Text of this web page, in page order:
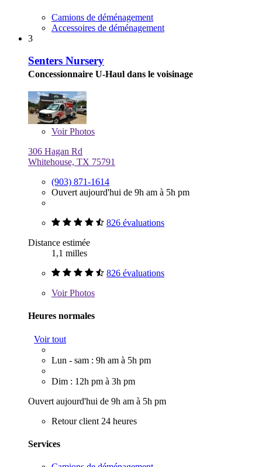
Camions de déménagement
Accessoires de déménagement
3
Senters Nursery
Concessionnaire U-Haul dans le voisinage
VoirPhotos
306 Hagan Rd
Whitehouse, TX 75791
(903) 871-1614
Ouvert aujourd'hui de 9h am à 5h pm
826 évaluations
Distance estimée
1,1 milles
826 évaluations
VoirPhotos
Heures normales
Voir tout
Lun - sam : 9h am à 5h pm
Dim : 12h pm à 3h pm
Ouvert aujourd'hui de 9h am à 5h pm
Retour client 24 heures
Services